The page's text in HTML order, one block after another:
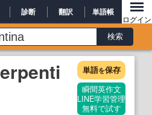
診断 翻訳 単語帳
ログイン
単語を保存
瞬間英作文
LINE学習管理
無料で試す